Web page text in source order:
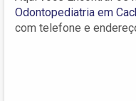
Odontopediatria em
com telefone e